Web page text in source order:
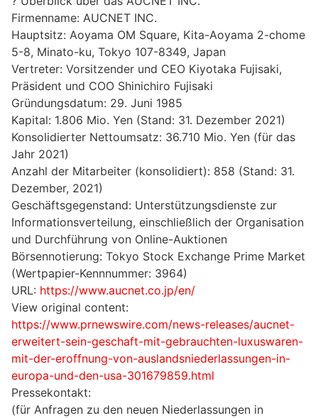
Firmenname: AUCNET INC.
Hauptsitz: Aoyama OM Square, Kita-Aoyama 2-chome
5-8, Minato-ku, Tokyo 107-8349, Japan
Vertreter: Vorsitzender und CEO Kiyotaka Fujisaki,
Präsident und COO Shinichiro Fujisaki
Gründungsdatum: 29. Juni 1985
Kapital: 1.806 Mio. Yen (Stand: 31. Dezember 2021)
Konsolidierter Nettoumsatz: 36.710 Mio. Yen (für das
Jahr 2021)
Anzahl der Mitarbeiter (konsolidiert): 858 (Stand: 31.
Dezember, 2021)
Geschäftsgegenstand: Unterstützungsdienste zur
Informationsverteilung, einschließlich der Organisation
und Durchführung von Online-Auktionen
Börsennotierung: Tokyo Stock Exchange Prime Market
(Wertpapier-Kennnummer: 3964)
URL: https://www.aucnet.co.jp/en/
View original content:
https://www.prnewswire.com/news-releases/aucnet-
erweitert-sein-geschaft-mit-gebrauchten-luxuswaren-
mit-der-eroffnung-von-auslandsniederlassungen-in-
europa-und-den-usa-301679859.html
Pressekontakt:
(für Anfragen zu den neuen Niederlassungen in